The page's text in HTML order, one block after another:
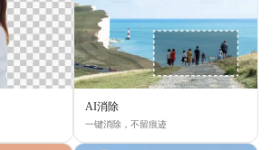
AI消除
一键消除，不留痕迹